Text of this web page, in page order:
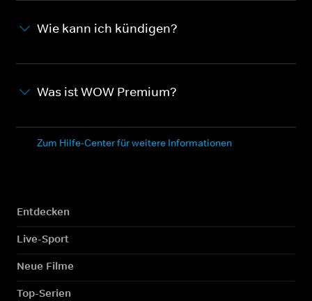
Wie kann ich kündigen?
Was ist WOW Premium?
Zum Hilfe-Center für weitere Informationen
Entdecken
Live-Sport
Neue Filme
Top-Serien